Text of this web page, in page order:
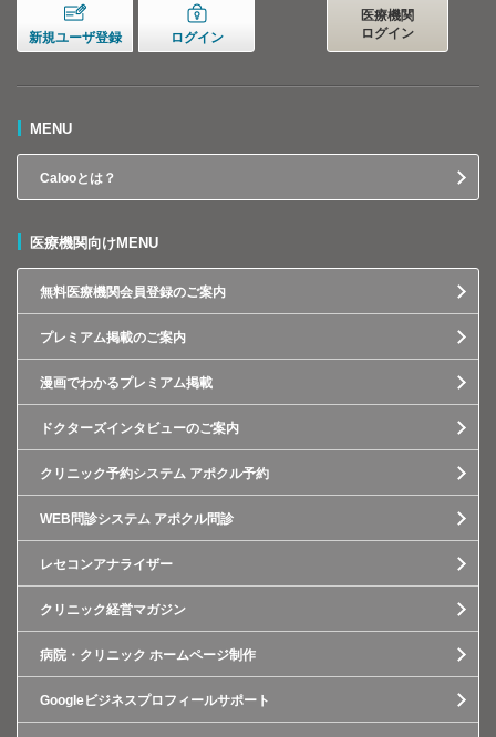
新規ユーザ登録 ログイン
医療機関
ログイン
MENU
Calooとは？
医療機関向けMENU
無料医療機関会員登録のご案内
プレミアム掲載のご案内
漫画でわかるプレミアム掲載
ドクターズインタビューのご案内
クリニック予約システム アポクル予約
WEB問診システム アポクル問診
レセコンアナライザー
クリニック経営マガジン
病院・クリニック ホームページ制作
Googleビジネスプロフィールサポート